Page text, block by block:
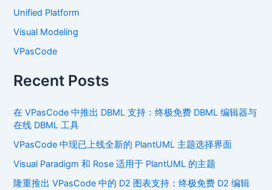
Unified Platform
Visual Modeling
VPasCode
Recent Posts
在 VPasCode 中推出 DBML 支持：终极免费 DBML 编辑器与
在线 DBML 工具
VPasCode 中现已上线全新的 PlantUML 主题选择界面
Visual Paradigm 和 Rose 适用于 PlantUML 的主题
隆重推出 VPasCode 中的 D2 图表支持：终极免费 D2 编辑